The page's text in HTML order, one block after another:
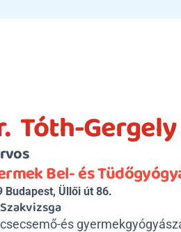
Tóth-
Bel- és
Budapest, Üllői út 86.
Szakvizsga
csecsemő-és